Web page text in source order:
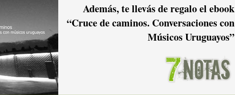
gustaría que fuera el corte del disco. Me
en la radio seguro no la van a poner.
influencia más de
que está buena igual...
Además, te llevás de regalo el ebook
“Cruce de caminos. Conversaciones con
Músicos Uruguayos”